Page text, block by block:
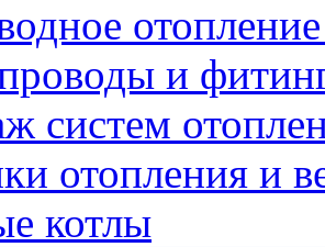
и
систем
отопления и
котлы